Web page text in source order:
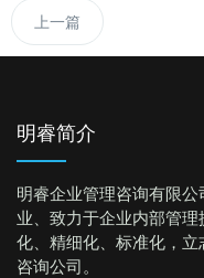
上一篇
明睿简介
明睿企业管理咨询有限
业、致力于企业内部管
化、精细化、标准化，
咨询公司。